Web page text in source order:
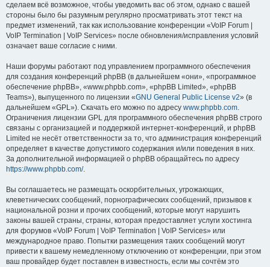
сделаем всё возможное, чтобы уведомить вас об этом, однако с вашей
стороны было бы разумным регулярно просматривать этот текст на
предмет изменений, так как использование конференции «VoIP Forum |
VoIP Termination | VoIP Services» после обновления/исправления условий
означает ваше согласие с ними.
Наши форумы работают под управлением программного обеспечения
для создания конференций phpBB (в дальнейшем «они», «программное
обеспечение phpBB», «www.phpbb.com», «phpBB Limited», «phpBB
Teams»), выпущенного по лицензии «GNU General Public License v2» (в
дальнейшем «GPL»). Скачать его можно по адресу www.phpbb.com.
Ограничения лицензии GPL для программного обеспечения phpBB строго
связаны с организацией и поддержкой интернет-конференций, и phpBB
Limited не несёт ответственности за то, что администрация конференций
определяет в качестве допустимого содержания и/или поведения в них.
За дополнительной информацией о phpBB обращайтесь по адресу
https://www.phpbb.com/.
Вы соглашаетесь не размещать оскорбительных, угрожающих,
клеветнических сообщений, порнографических сообщений, призывов к
национальной розни и прочих сообщений, которые могут нарушить
законы вашей страны, страны, которая предоставляет услуги хостинга
для форумов «VoIP Forum | VoIP Termination | VoIP Services» или
международное право. Попытки размещения таких сообщений могут
привести к вашему немедленному отключению от конференции, при этом
ваш провайдер будет поставлен в известность, если мы сочтём это